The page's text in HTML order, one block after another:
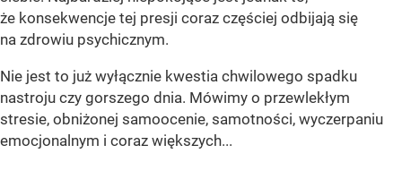
że konsekwencje tej presji coraz częściej odbijają się
na zdrowiu psychicznym.
Nie jest to już wyłącznie kwestia chwilowego spadku
nastroju czy gorszego dnia. Mówimy o przewlekłym
stresie, obniżonej samoocenie, samotności, wyczerpaniu
emocjonalnym i coraz większych...